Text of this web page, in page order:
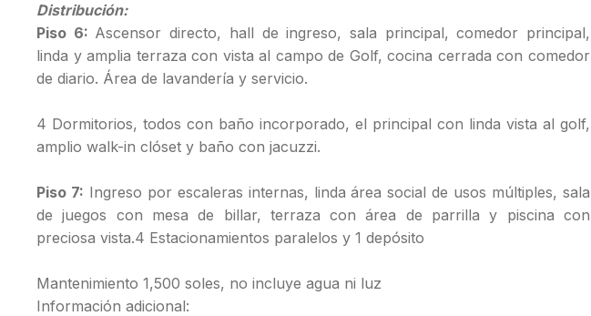
Distribución:
Piso 6: Ascensor directo, hall de ingreso, sala principal, comedor principal,
linda y amplia terraza con vista al campo de Golf, cocina cerrada con comedor
de diario. Área de lavandería y servicio.
4 Dormitorios, todos con baño incorporado, el principal con linda vista al golf,
amplio walk-in clóset y baño con jacuzzi.
Piso 7: Ingreso por escaleras internas, linda área social de usos múltiples, sala
de juegos con mesa de billar, terraza con área de parrilla y piscina con
preciosa vista.4 Estacionamientos paralelos y 1 depósito
Mantenimiento 1,500 soles, no incluye agua ni luz
Información adicional: